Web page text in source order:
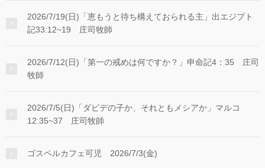
2026/7/19(日)「恵もうと待ち構えておられる主」出エジプト
記33:12~19 庄司牧師
2026/7/12(日)「第一の戒めは何ですか？」申命記4：35 庄司
牧師
2026/7/5(日)「ダビデの子か、それともメシアか」マルコ
12:35~37 庄司牧師
ゴスペルカフェ可児 2026/7/3(金)